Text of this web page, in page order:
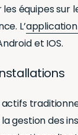
équipes sur
L’
et IOS.
actifs
gestion des